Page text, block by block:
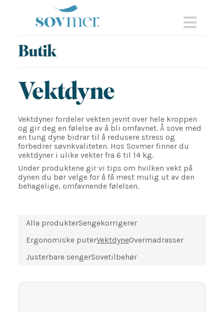
Butik
Vektdyne
Vektdyner fordeler vekten jevnt over hele kroppen
og gir deg en følelse av å bli omfavnet. Å sove med
en tung dyne bidrar til å redusere stress og
forbedrer søvnkvaliteten. Hos Sovmer finner du
vektdyner i ulike vekter fra 6 til 14 kg.
Under produktene gir vi tips om hvilken vekt på
dynen du bør velge for å få mest mulig ut av den
behagelige, omfavnende følelsen.
Alla produkterSengekorrigerer
Ergonomiske puterVektdyneOvermadrasser
Justerbare sengerSovetilbehør